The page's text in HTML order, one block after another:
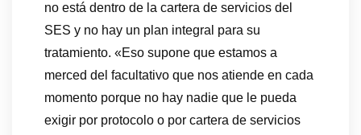
no está dentro de la cartera de servicios del
SES y no hay un plan integral para su
tratamiento. «Eso supone que estamos a
merced del facultativo que nos atiende en cada
momento porque no hay nadie que le pueda
exigir por protocolo o por cartera de servicios